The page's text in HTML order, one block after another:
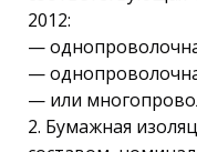
2012:
—
—
— или
2. Бумажная